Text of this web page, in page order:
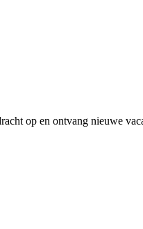
op en ontvang nieuwe